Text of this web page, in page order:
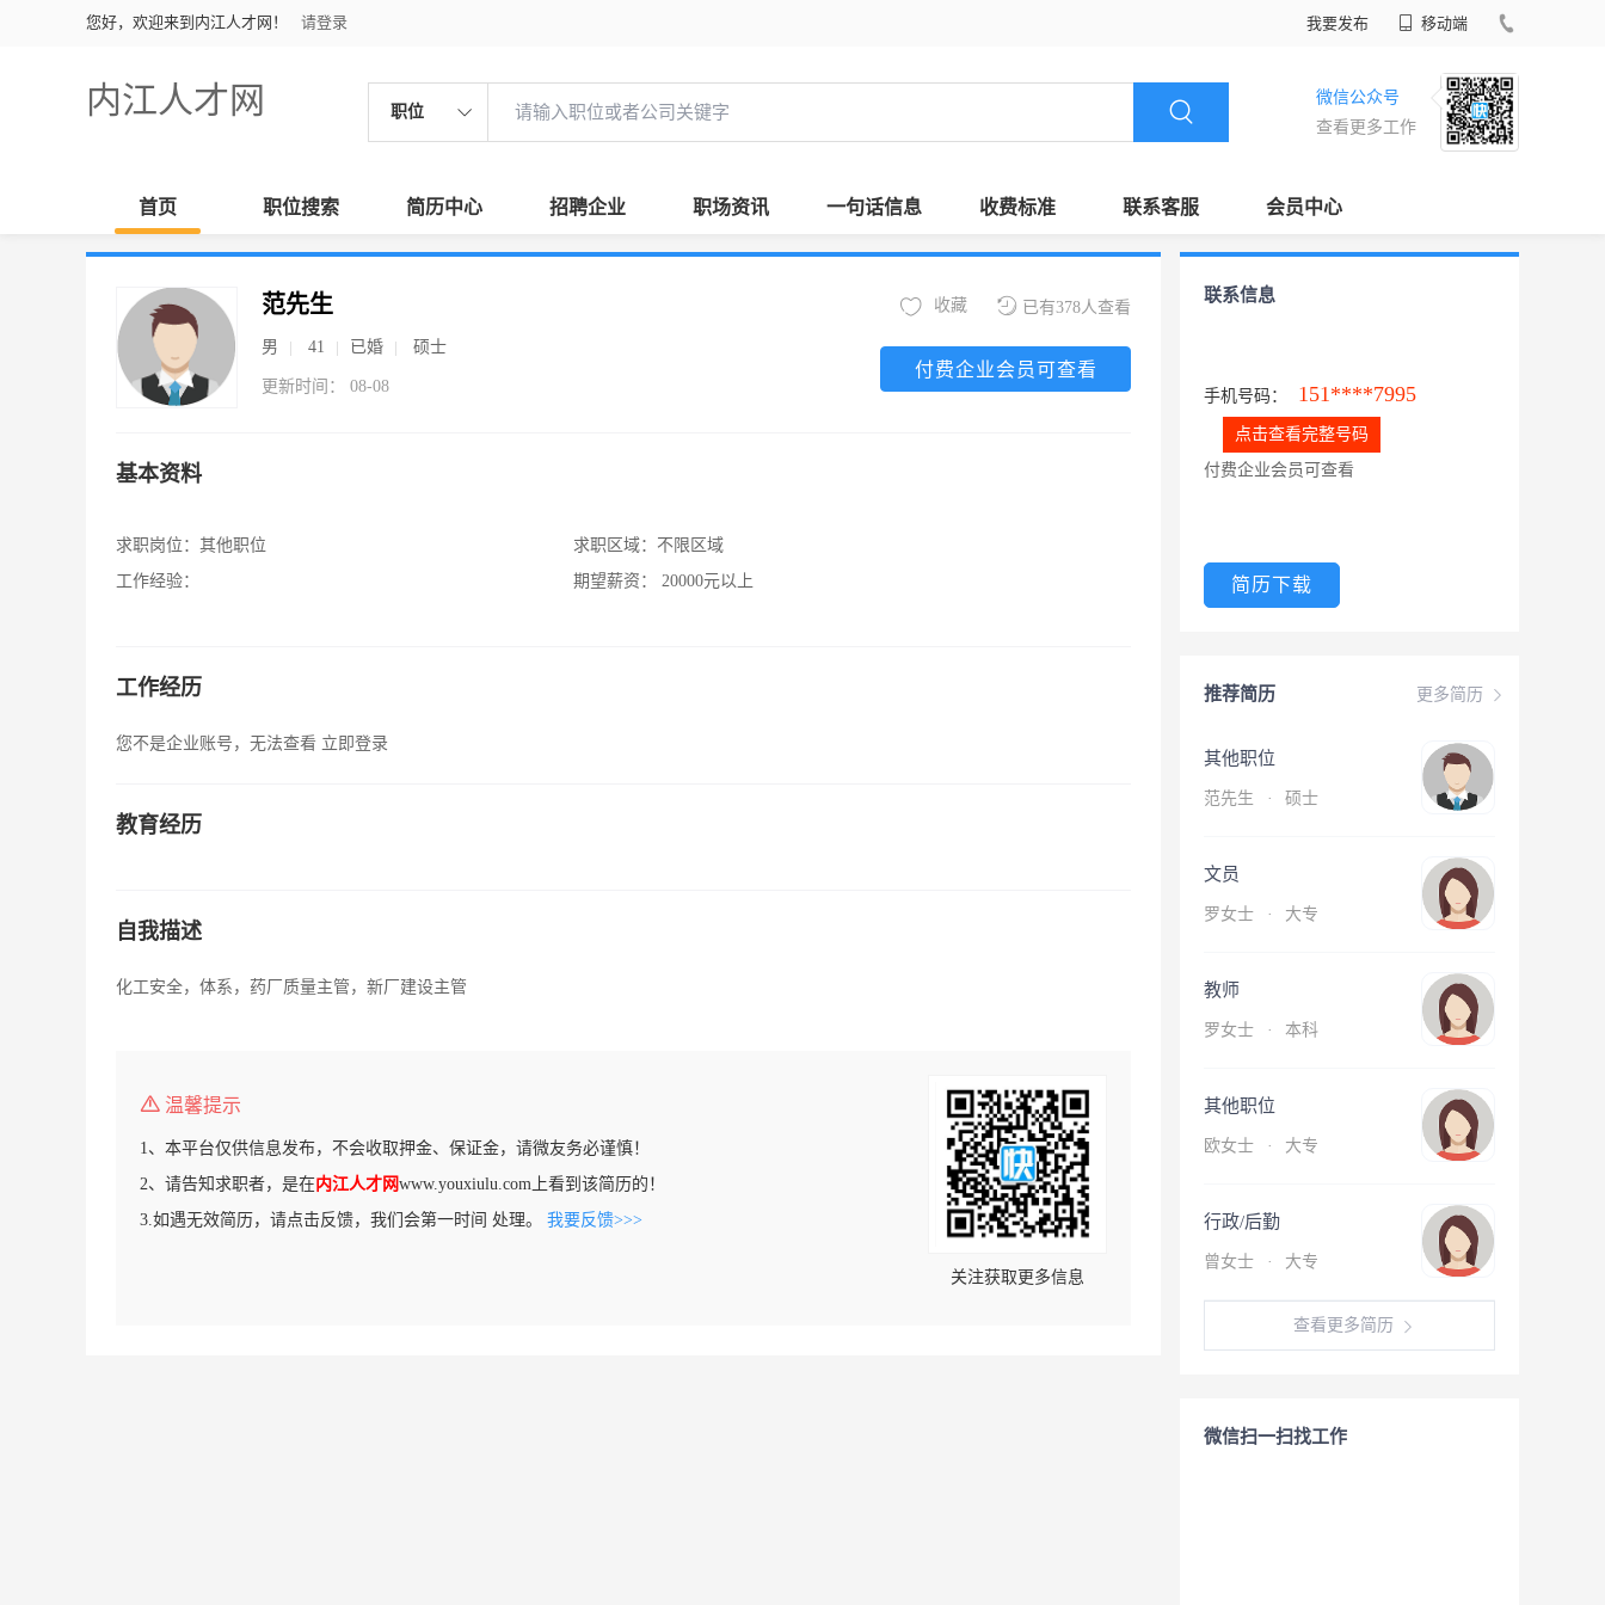
您好，欢迎来到内江人才网！ 请登录 我要发布 移动端
内江人才网 职位
微信公众号
查看更多工作
首页 职位搜索 简历中心 招聘企业 职场资讯 一句话信息 收费标准 联系客服 会员中心
范先生
男 41 已婚 硕士
更新时间： 08-08
已有378人查看
收藏
付费企业会员可查看
基本资料
求职岗位： 其他职位
工作经验：
求职区域： 不限区域
期望薪资：
20000元以上
工作经历
您不是企业账号，无法查看 立即登录
教育经历
自我描述
化工安全，体系，药厂质量主管，新厂建设主管
温馨提示
1、本平台仅供信息发布，不会收取押金、保证金，请微友务必谨慎！
2、请告知求职者，是在内江人才网www.youxiulu.com上看到该简历的！
3.如遇无效简历，请点击反馈，我们会第一时间 处理。 我要反馈>>>
关注获取更多信息
联系信息
手机号码： 151****7995
点击查看完整号码
付费企业会员可查看
简历下载
更多简历
推荐简历
其他职位
范先生 · 硕士
文员
罗女士 · 大专
教师
罗女士 · 本科
其他职位
欧女士 · 大专
行政/后勤
曾女士 · 大专
查看更多简历
微信扫一扫找工作